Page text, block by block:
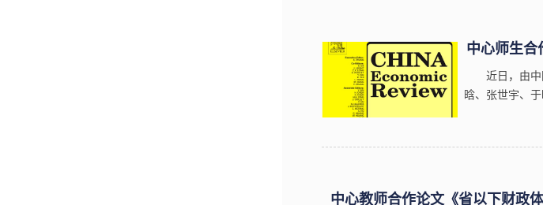
中心师生合
近日，由
晗、张世宇、
中心教师合作论文《省以下财政